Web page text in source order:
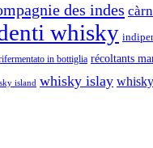
des indes
whisky
in bottiglia récoltants
island whisky islay